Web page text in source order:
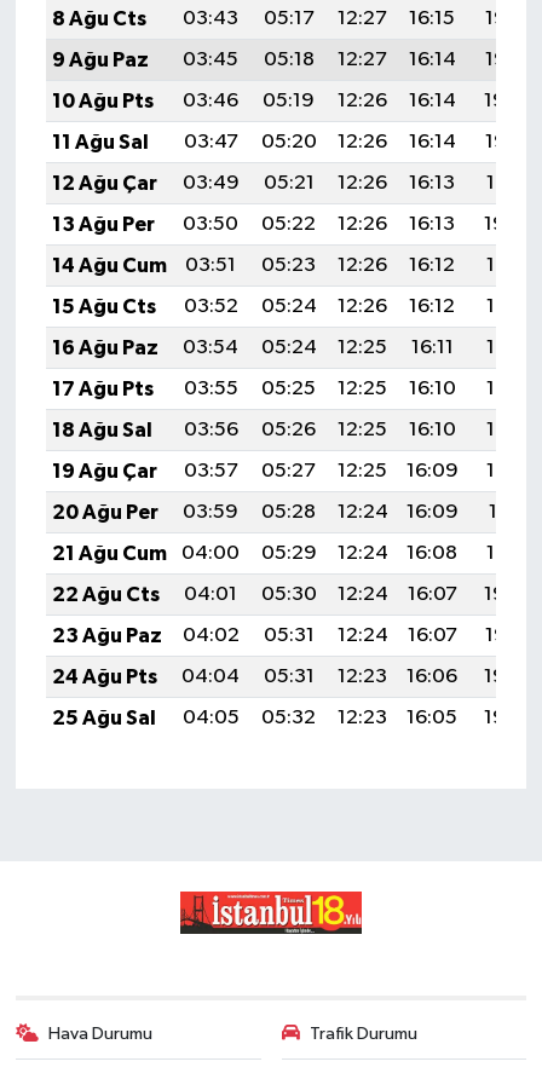
8 Ağu Cts
03:43 05:17 12:27 16:15
19:26
9 Ağu Paz
03:45 05:18 12:27 16:14
19:25
10 Ağu Pts
03:46 05:19 12:26 16:14
19:24
11 Ağu Sal
03:47 05:20 12:26 16:14
19:22
12 Ağu Çar
03:49 05:21 12:26 16:13
19:21
13 Ağu Per
03:50 05:22 12:26 16:13
19:20
14 Ağu Cum
03:51 05:23 12:26 16:12
19:19
15 Ağu Cts
03:52 05:24 12:26 16:12
19:18
16 Ağu Paz
03:54 05:24 12:25 16:11
19:16
17 Ağu Pts
03:55 05:25 12:25 16:10
19:15
18 Ağu Sal
03:56 05:26 12:25 16:10
19:14
19 Ağu Çar
03:57 05:27 12:25 16:09
19:12
20 Ağu Per
03:59 05:28 12:24 16:09
19:11
21 Ağu Cum
04:00 05:29 12:24 16:08
19:10
22 Ağu Cts
04:01 05:30 12:24 16:07
19:08
23 Ağu Paz
04:02 05:31 12:24 16:07
19:07
24 Ağu Pts
04:04 05:31 12:23 16:06
19:06
25 Ağu Sal
04:05 05:32 12:23 16:05 19:04
Hava Durumu Trafik Durumu